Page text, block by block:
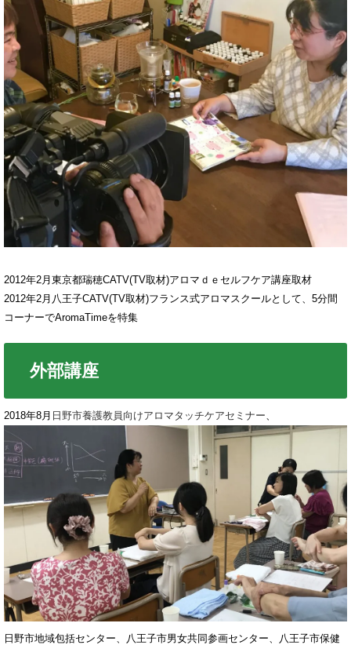
2012年2月東京都瑞穂CATV(TV取材)アロマｄｅセルフケア講座取材
2012年2月八王子CATV(TV取材)フランス式アロマスクールとして、5分間
コーナーでAromaTimeを特集
外部講座
2018年8月 日野市養護教員向けアロマタッチケアセミナー、
日野市地域包括センター、八王子市男女共同参画センター、八王子市保健